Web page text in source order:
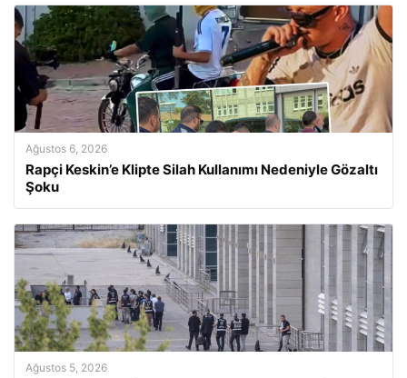
Ağustos 6, 2026
Rapçi Keskin’e Klipte Silah Kullanımı Nedeniyle Gözaltı
Şoku
Ağustos 5, 2026